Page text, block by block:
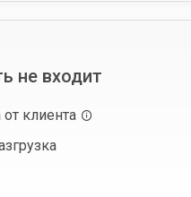
не входит
от клиента